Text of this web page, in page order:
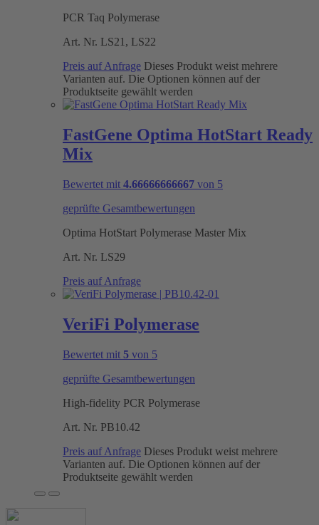
PCR Taq Polymerase
Art. Nr. LS21, LS22
Preis auf Anfrage Dieses Produkt weist mehrere
Varianten auf. Die Optionen können auf der
Produktseite gewählt werden
FastGene Optima HotStart Ready
Mix
Bewertet mit 4.66666666667 von 5
geprüfte Gesamtbewertungen
Optima HotStart Polymerase Master Mix
Art. Nr. LS29
Preis auf Anfrage
VeriFi Polymerase
Bewertet mit 5 von 5
geprüfte Gesamtbewertungen
High-fidelity PCR Polymerase
Art. Nr. PB10.42
Preis auf Anfrage Dieses Produkt weist mehrere
Varianten auf. Die Optionen können auf der
Produktseite gewählt werden